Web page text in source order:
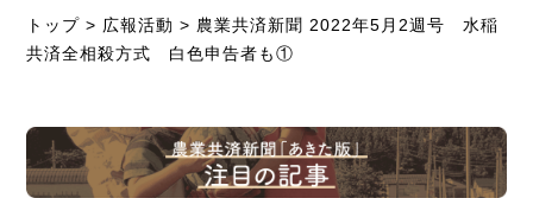
トップ > 広報活動 > 農業共済新聞 2022年5月2週号 水稲
共済全相殺方式 白色申告者も①